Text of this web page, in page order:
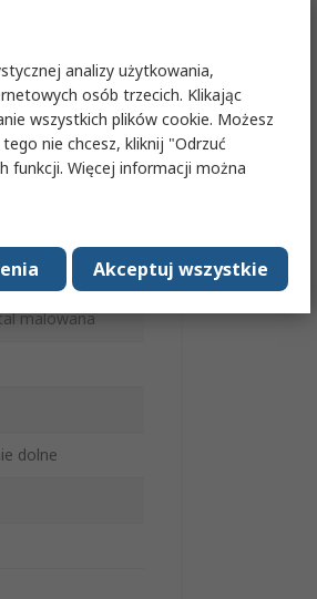
malowana
dolne
analizy użytkowania,
osób trzecich. Klikając
wszystkich plików cookie. Możesz
nie chcesz, kliknij "Odrzuć
funkcji. Więcej informacji można
Akceptuj wszystkie